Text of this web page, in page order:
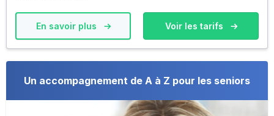
En savoir plus Voir les tarifs
Un accompagnement de A à Z pour les seniors